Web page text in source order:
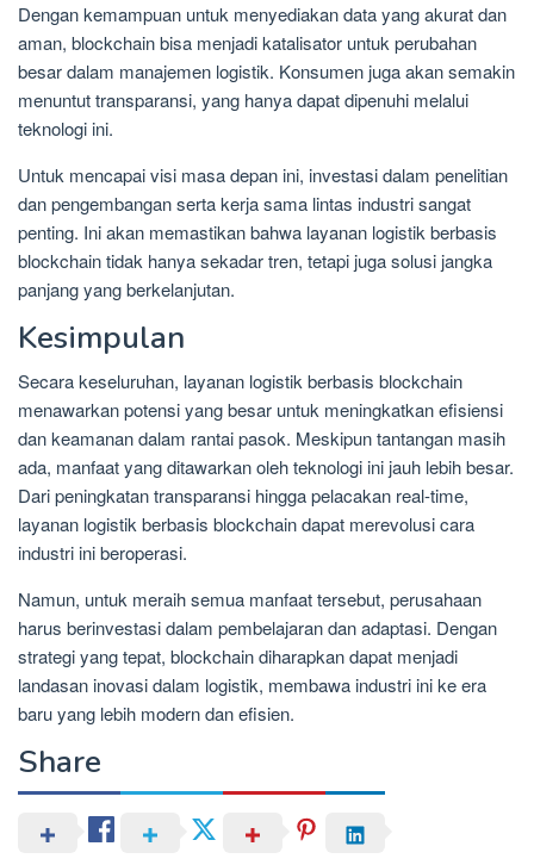
Dengan kemampuan untuk menyediakan data yang akurat dan
aman, blockchain bisa menjadi katalisator untuk perubahan
besar dalam manajemen logistik. Konsumen juga akan semakin
menuntut transparansi, yang hanya dapat dipenuhi melalui
teknologi ini.
Untuk mencapai visi masa depan ini, investasi dalam penelitian
dan pengembangan serta kerja sama lintas industri sangat
penting. Ini akan memastikan bahwa layanan logistik berbasis
blockchain tidak hanya sekadar tren, tetapi juga solusi jangka
panjang yang berkelanjutan.
Kesimpulan
Secara keseluruhan, layanan logistik berbasis blockchain
menawarkan potensi yang besar untuk meningkatkan efisiensi
dan keamanan dalam rantai pasok. Meskipun tantangan masih
ada, manfaat yang ditawarkan oleh teknologi ini jauh lebih besar.
Dari peningkatan transparansi hingga pelacakan real-time,
layanan logistik berbasis blockchain dapat merevolusi cara
industri ini beroperasi.
Namun, untuk meraih semua manfaat tersebut, perusahaan
harus berinvestasi dalam pembelajaran dan adaptasi. Dengan
strategi yang tepat, blockchain diharapkan dapat menjadi
landasan inovasi dalam logistik, membawa industri ini ke era
baru yang lebih modern dan efisien.
Share